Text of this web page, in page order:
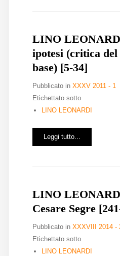
LINO
ipotesi (critica
base) [5-34]
Pubblicato in XXXV 2011 - 1
Etichettato sotto
LINO LEONARDI
Leggi tutto...
LINO
Cesare Segre
Pubblicato in XXXVIII 2014 -
Etichettato sotto
LINO LEONARDI